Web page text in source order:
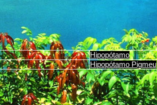
Hipopótamo
Hipopótamo Pigmeu